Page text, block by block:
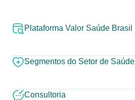
Plataforma Valor Saúde Brasil
Segmentos do Setor de Saúde
Consultoria